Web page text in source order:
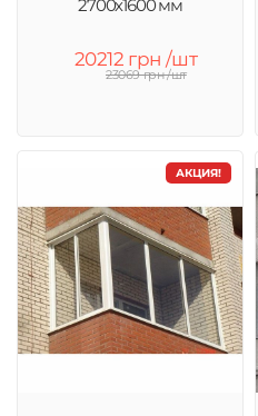
2700х1600 мм
20212 грн /шт
23069 грн /шт
АКЦИЯ!